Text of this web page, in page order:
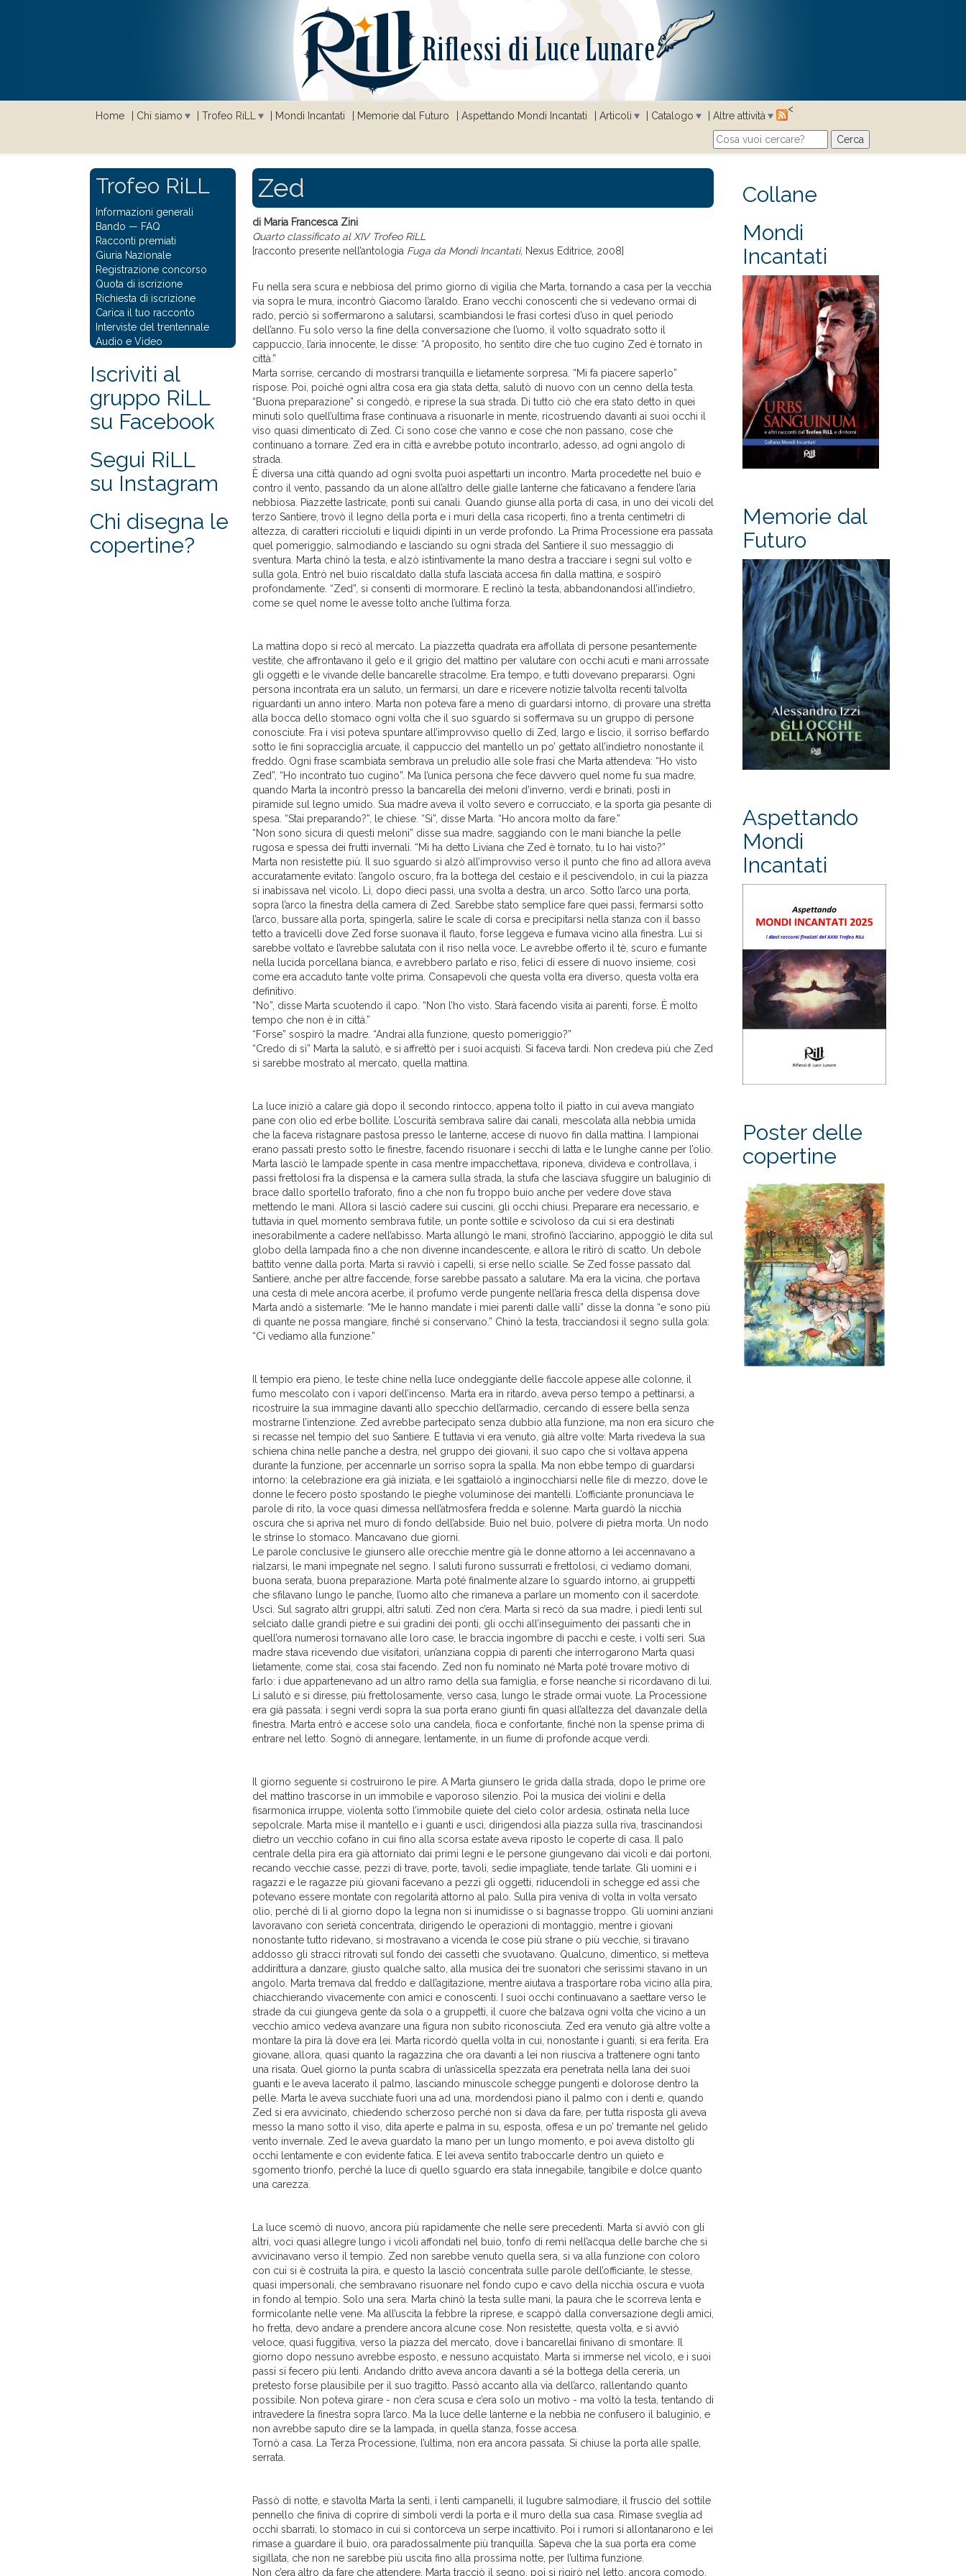
Home Chi siamo Trofeo RiLL Mondi Incantati Memorie dal Futuro Aspettando Mondi Incantati Articoli Catalogo Altre attività
<
Search form
Cerca
Zed
di Maria Francesca Zini
Quarto classificato al XIV Trofeo RiLL
[racconto presente nell’antologia Fuga da Mondi Incantati, Nexus Editrice, 2008]
Fu nella sera scura e nebbiosa del primo giorno di vigilia che Marta, tornando a casa per la vecchia
via sopra le mura, incontrò Giacomo l’araldo. Erano vecchi conoscenti che si vedevano ormai di
rado, perciò si soffermarono a salutarsi, scambiandosi le frasi cortesi d’uso in quel periodo
dell’anno. Fu solo verso la fine della conversazione che l’uomo, il volto squadrato sotto il
cappuccio, l’aria innocente, le disse: “A proposito, ho sentito dire che tuo cugino Zed è tornato in
città.”
Marta sorrise, cercando di mostrarsi tranquilla e lietamente sorpresa. “Mi fa piacere saperlo”
rispose. Poi, poiché ogni altra cosa era gia stata detta, salutò di nuovo con un cenno della testa.
“Buona preparazione” si congedò, e riprese la sua strada. Di tutto ciò che era stato detto in quei
minuti solo quell’ultima frase continuava a risuonarle in mente, ricostruendo davanti ai suoi occhi il
viso quasi dimenticato di Zed. Ci sono cose che vanno e cose che non passano, cose che
continuano a tornare. Zed era in città e avrebbe potuto incontrarlo, adesso, ad ogni angolo di
strada.
È diversa una città quando ad ogni svolta puoi aspettarti un incontro. Marta procedette nel buio e
contro il vento, passando da un alone all’altro delle gialle lanterne che faticavano a fendere l’aria
nebbiosa. Piazzette lastricate, ponti sui canali. Quando giunse alla porta di casa, in uno dei vicoli del
terzo Santiere, trovò il legno della porta e i muri della casa ricoperti, fino a trenta centimetri di
altezza, di caratteri riccioluti e liquidi dipinti in un verde profondo. La Prima Processione era passata
quel pomeriggio, salmodiando e lasciando su ogni strada del Santiere il suo messaggio di
sventura. Marta chinò la testa, e alzò istintivamente la mano destra a tracciare i segni sul volto e
sulla gola. Entrò nel buio riscaldato dalla stufa lasciata accesa fin dalla mattina, e sospirò
profondamente. “Zed”, si consentì di mormorare. E reclinò la testa, abbandonandosi all’indietro,
come se quel nome le avesse tolto anche l’ultima forza.
La mattina dopo si recò al mercato. La piazzetta quadrata era affollata di persone pesantemente
vestite, che affrontavano il gelo e il grigio del mattino per valutare con occhi acuti e mani arrossate
gli oggetti e le vivande delle bancarelle stracolme. Era tempo, e tutti dovevano prepararsi. Ogni
persona incontrata era un saluto, un fermarsi, un dare e ricevere notizie talvolta recenti talvolta
riguardanti un anno intero. Marta non poteva fare a meno di guardarsi intorno, di provare una stretta
alla bocca dello stomaco ogni volta che il suo sguardo si soffermava su un gruppo di persone
conosciute. Fra i visi poteva spuntare all’improvviso quello di Zed, largo e liscio, il sorriso beffardo
sotto le fini sopracciglia arcuate, il cappuccio del mantello un po’ gettato all’indietro nonostante il
freddo. Ogni frase scambiata sembrava un preludio alle sole frasi che Marta attendeva: “Ho visto
Zed”, “Ho incontrato tuo cugino”. Ma l’unica persona che fece davvero quel nome fu sua madre,
quando Marta la incontrò presso la bancarella dei meloni d’inverno, verdi e brinati, posti in
piramide sul legno umido. Sua madre aveva il volto severo e corrucciato, e la sporta gia pesante di
spesa. “Stai preparando?”, le chiese. “Sì”, disse Marta. “Ho ancora molto da fare.”
“Non sono sicura di questi meloni” disse sua madre, saggiando con le mani bianche la pelle
rugosa e spessa dei frutti invernali. “Mi ha detto Liviana che Zed è tornato, tu lo hai visto?”
Marta non resistette più. Il suo sguardo si alzò all’improvviso verso il punto che fino ad allora aveva
accuratamente evitato: l’angolo oscuro, fra la bottega del cestaio e il pescivendolo, in cui la piazza
si inabissava nel vicolo. Lì, dopo dieci passi, una svolta a destra, un arco. Sotto l’arco una porta,
sopra l’arco la finestra della camera di Zed. Sarebbe stato semplice fare quei passi, fermarsi sotto
l’arco, bussare alla porta, spingerla, salire le scale di corsa e precipitarsi nella stanza con il basso
tetto a travicelli dove Zed forse suonava il flauto, forse leggeva e fumava vicino alla finestra. Lui si
sarebbe voltato e l’avrebbe salutata con il riso nella voce. Le avrebbe offerto il tè, scuro e fumante
nella lucida porcellana bianca, e avrebbero parlato e riso, felici di essere di nuovo insieme, così
come era accaduto tante volte prima. Consapevoli che questa volta era diverso, questa volta era
definitivo.
“No”, disse Marta scuotendo il capo. “Non l’ho visto. Starà facendo visita ai parenti, forse. È molto
tempo che non è in città.”
“Forse” sospirò la madre. “Andrai alla funzione, questo pomeriggio?”
“Credo di sì” Marta la salutò, e si affrettò per i suoi acquisti. Si faceva tardi. Non credeva più che Zed
si sarebbe mostrato al mercato, quella mattina.
La luce iniziò a calare già dopo il secondo rintocco, appena tolto il piatto in cui aveva mangiato
pane con olio ed erbe bollite. L’oscurità sembrava salire dai canali, mescolata alla nebbia umida
che la faceva ristagnare pastosa presso le lanterne, accese di nuovo fin dalla mattina. I lampionai
erano passati presto sotto le finestre, facendo risuonare i secchi di latta e le lunghe canne per l’olio.
Marta lasciò le lampade spente in casa mentre impacchettava, riponeva, divideva e controllava, i
passi frettolosi fra la dispensa e la camera sulla strada, la stufa che lasciava sfuggire un baluginìo di
brace dallo sportello traforato, fino a che non fu troppo buio anche per vedere dove stava
mettendo le mani. Allora si lasciò cadere sui cuscini, gli occhi chiusi. Preparare era necessario, e
tuttavia in quel momento sembrava futile, un ponte sottile e scivoloso da cui si era destinati
inesorabilmente a cadere nell’abisso. Marta allungò le mani, strofinò l’acciarino, appoggiò le dita sul
globo della lampada fino a che non divenne incandescente, e allora le ritirò di scatto. Un debole
battito venne dalla porta. Marta si ravviò i capelli, si erse nello scialle. Se Zed fosse passato dal
Santiere, anche per altre faccende, forse sarebbe passato a salutare. Ma era la vicina, che portava
una cesta di mele ancora acerbe, il profumo verde pungente nell’aria fresca della dispensa dove
Marta andò a sistemarle. “Me le hanno mandate i miei parenti dalle valli” disse la donna “e sono più
di quante ne possa mangiare, finché si conservano.” Chinò la testa, tracciandosi il segno sulla gola:
“Ci vediamo alla funzione.”
Il tempio era pieno, le teste chine nella luce ondeggiante delle fiaccole appese alle colonne, il
fumo mescolato con i vapori dell’incenso. Marta era in ritardo, aveva perso tempo a pettinarsi, a
ricostruire la sua immagine davanti allo specchio dell’armadio, cercando di essere bella senza
mostrarne l’intenzione. Zed avrebbe partecipato senza dubbio alla funzione, ma non era sicuro che
si recasse nel tempio del suo Santiere. E tuttavia vi era venuto, già altre volte: Marta rivedeva la sua
schiena china nelle panche a destra, nel gruppo dei giovani, il suo capo che si voltava appena
durante la funzione, per accennarle un sorriso sopra la spalla. Ma non ebbe tempo di guardarsi
intorno: la celebrazione era già iniziata, e lei sgattaiolò a inginocchiarsi nelle file di mezzo, dove le
donne le fecero posto spostando le pieghe voluminose dei mantelli. L’officiante pronunciava le
parole di rito, la voce quasi dimessa nell’atmosfera fredda e solenne. Marta guardò la nicchia
oscura che si apriva nel muro di fondo dell’abside. Buio nel buio, polvere di pietra morta. Un nodo
le strinse lo stomaco. Mancavano due giorni.
Le parole conclusive le giunsero alle orecchie mentre già le donne attorno a lei accennavano a
rialzarsi, le mani impegnate nel segno. I saluti furono sussurrati e frettolosi, ci vediamo domani,
buona serata, buona preparazione. Marta poté finalmente alzare lo sguardo intorno, ai gruppetti
che sfilavano lungo le panche, l’uomo alto che rimaneva a parlare un momento con il sacerdote.
Uscì. Sul sagrato altri gruppi, altri saluti. Zed non c’era. Marta si recò da sua madre, i piedi lenti sul
selciato dalle grandi pietre e sui gradini dei ponti, gli occhi all’inseguimento dei passanti che in
quell’ora numerosi tornavano alle loro case, le braccia ingombre di pacchi e ceste, i volti seri. Sua
madre stava ricevendo due visitatori, un’anziana coppia di parenti che interrogarono Marta quasi
lietamente, come stai, cosa stai facendo. Zed non fu nominato né Marta poté trovare motivo di
farlo: i due appartenevano ad un altro ramo della sua famiglia, e forse neanche si ricordavano di lui.
Li salutò e si diresse, più frettolosamente, verso casa, lungo le strade ormai vuote. La Processione
era già passata: i segni verdi sopra la sua porta erano giunti fin quasi all’altezza del davanzale della
finestra. Marta entrò e accese solo una candela, fioca e confortante, finché non la spense prima di
entrare nel letto. Sognò di annegare, lentamente, in un fiume di profonde acque verdi.
Il giorno seguente si costruirono le pire. A Marta giunsero le grida dalla strada, dopo le prime ore
del mattino trascorse in un immobile e vaporoso silenzio. Poi la musica dei violini e della
fisarmonica irruppe, violenta sotto l’immobile quiete del cielo color ardesia, ostinata nella luce
sepolcrale. Marta mise il mantello e i guanti e uscì, dirigendosi alla piazza sulla riva, trascinandosi
dietro un vecchio cofano in cui fino alla scorsa estate aveva riposto le coperte di casa. Il palo
centrale della pira era già attorniato dai primi legni e le persone giungevano dai vicoli e dai portoni,
recando vecchie casse, pezzi di trave, porte, tavoli, sedie impagliate, tende tarlate. Gli uomini e i
ragazzi e le ragazze più giovani facevano a pezzi gli oggetti, riducendoli in schegge ed assi che
potevano essere montate con regolarità attorno al palo. Sulla pira veniva di volta in volta versato
olio, perché di lì al giorno dopo la legna non si inumidisse o si bagnasse troppo. Gli uomini anziani
lavoravano con serietà concentrata, dirigendo le operazioni di montaggio, mentre i giovani
nonostante tutto ridevano, si mostravano a vicenda le cose più strane o più vecchie, si tiravano
addosso gli stracci ritrovati sul fondo dei cassetti che svuotavano. Qualcuno, dimentico, si metteva
addirittura a danzare, giusto qualche salto, alla musica dei tre suonatori che serissimi stavano in un
angolo. Marta tremava dal freddo e dall’agitazione, mentre aiutava a trasportare roba vicino alla pira,
chiacchierando vivacemente con amici e conoscenti. I suoi occhi continuavano a saettare verso le
strade da cui giungeva gente da sola o a gruppetti, il cuore che balzava ogni volta che vicino a un
vecchio amico vedeva avanzare una figura non subito riconosciuta. Zed era venuto già altre volte a
montare la pira là dove era lei. Marta ricordò quella volta in cui, nonostante i guanti, si era ferita. Era
giovane, allora, quasi quanto la ragazzina che ora davanti a lei non riusciva a trattenere ogni tanto
una risata. Quel giorno la punta scabra di un’assicella spezzata era penetrata nella lana dei suoi
guanti e le aveva lacerato il palmo, lasciando minuscole schegge pungenti e dolorose dentro la
pelle. Marta le aveva succhiate fuori una ad una, mordendosi piano il palmo con i denti e, quando
Zed si era avvicinato, chiedendo scherzoso perché non si dava da fare, per tutta risposta gli aveva
messo la mano sotto il viso, dita aperte e palma in su, esposta, offesa e un po’ tremante nel gelido
vento invernale. Zed le aveva guardato la mano per un lungo momento, e poi aveva distolto gli
occhi lentamente e con evidente fatica. E lei aveva sentito traboccarle dentro un quieto e
sgomento trionfo, perché la luce di quello sguardo era stata innegabile, tangibile e dolce quanto
una carezza.
La luce scemò di nuovo, ancora più rapidamente che nelle sere precedenti. Marta si avviò con gli
altri, voci quasi allegre lungo i vicoli affondati nel buio, tonfo di remi nell’acqua delle barche che si
avvicinavano verso il tempio. Zed non sarebbe venuto quella sera, si va alla funzione con coloro
con cui si è costruita la pira, e questo la lasciò concentrata sulle parole dell’officiante, le stesse,
quasi impersonali, che sembravano risuonare nel fondo cupo e cavo della nicchia oscura e vuota
in fondo al tempio. Solo una sera. Marta chinò la testa sulle mani, la paura che le scorreva lenta e
formicolante nelle vene. Ma all’uscita la febbre la riprese, e scappò dalla conversazione degli amici,
ho fretta, devo andare a prendere ancora alcune cose. Non resistette, questa volta, e si avviò
veloce, quasi fuggitiva, verso la piazza del mercato, dove i bancarellai finivano di smontare. Il
giorno dopo nessuno avrebbe esposto, e nessuno acquistato. Marta si immerse nel vicolo, e i suoi
passi si fecero più lenti. Andando dritto aveva ancora davanti a sé la bottega della cereria, un
pretesto forse plausibile per il suo tragitto. Passò accanto alla via dell’arco, rallentando quanto
possibile. Non poteva girare - non c’era scusa e c’era solo un motivo - ma voltò la testa, tentando di
intravedere la finestra sopra l’arco. Ma la luce delle lanterne e la nebbia ne confusero il baluginìo, e
non avrebbe saputo dire se la lampada, in quella stanza, fosse accesa.
Tornò a casa. La Terza Processione, l’ultima, non era ancora passata. Si chiuse la porta alle spalle,
serrata.
Passò di notte, e stavolta Marta la sentì, i lenti campanelli, il lugubre salmodiare, il fruscio del sottile
pennello che finiva di coprire di simboli verdi la porta e il muro della sua casa. Rimase sveglia ad
occhi sbarrati, lo stomaco in cui si contorceva un serpe incattivito. Poi i rumori si allontanarono e lei
rimase a guardare il buio, ora paradossalmente più tranquilla. Sapeva che la sua porta era come
sigillata, che non ne sarebbe più uscita fino alla prossima notte, per l’ultima funzione.
Non c’era altro da fare che attendere. Marta tracciò il segno, poi si rigirò nel letto, ancora comodo,
Collane
Mondi
Incantati
Memorie dal
Futuro
Aspettando
Mondi
Incantati
Poster delle
copertine
Trofeo RiLL
Informazioni generali
Bando — FAQ
Racconti premiati
Giuria Nazionale
Registrazione concorso
Quota di iscrizione
Richiesta di iscrizione
Carica il tuo racconto
Interviste del trentennale
Audio e Video
Iscriviti al
gruppo RiLL
su Facebook
Segui RiLL
su Instagram
Chi disegna le
copertine?